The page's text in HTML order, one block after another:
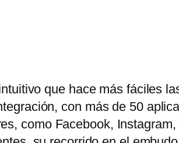
que hace más fáciles
con más de 50
como Facebook,